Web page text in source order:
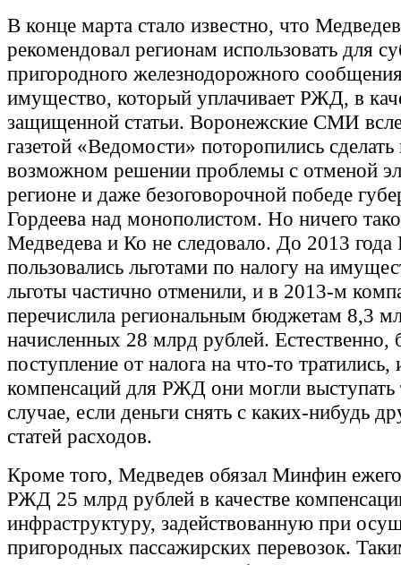
В конце марта стало известно, что Медведев
рекомендовал регионам использовать для
пригородного железнодорожного
имущество, который уплачивает РЖД, в
защищенной статьи. Воронежские СМИ
газетой «Ведомости» поторопились
возможном решении проблемы с отменой
регионе и даже безоговорочной победе
Гордеева над монополистом. Но ничего
Медведева и Ко не следовало. До 2013
пользовались льготами по налогу на
льготы частично отменили, и в 2013-м
перечислила региональным бюджетам 8,3
начисленных 28 млрд рублей.
поступление от налога на что-то
компенсаций для РЖД они могли выступать
случае, если деньги снять с каких-нибудь
статей расходов.
Кроме того, Медведев обязал Минфин
РЖД 25 млрд рублей в качестве
инфраструктуру, задействованную при
пригородных пассажирских перевозок.